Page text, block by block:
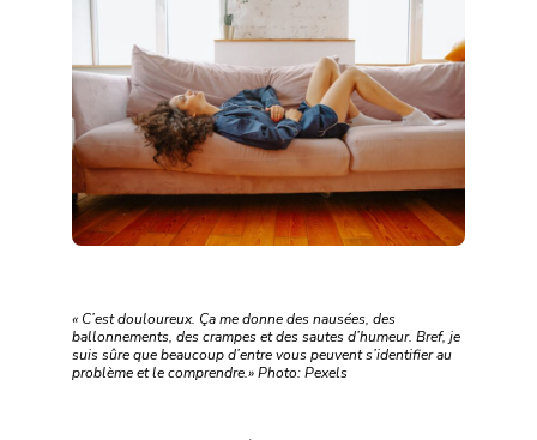
« C’est douloureux. Ça me donne des nausées, des
ballonnements, des crampes et des sautes d’humeur. Bref, je
suis sûre que beaucoup d’entre vous peuvent s’identifier au
problème et le comprendre.» Photo: Pexels